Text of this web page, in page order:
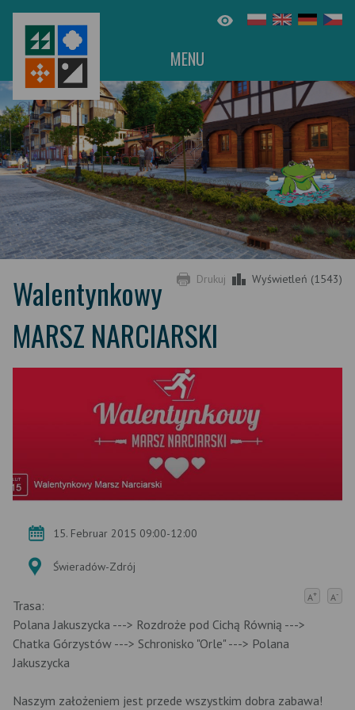
MENU
Drukuj Wyświetleń (1543)
Walentynkowy
MARSZ NARCIARSKI
15. Februar 2015 09:00-12:00
Świeradów-Zdrój
A+ A-
Trasa:
Polana Jakuszycka ---> Rozdroże pod Cichą Równią --->
Chatka Górzystów ---> Schronisko "Orle" ---> Polana
Jakuszycka
Naszym założeniem jest przede wszystkim dobra zabawa!